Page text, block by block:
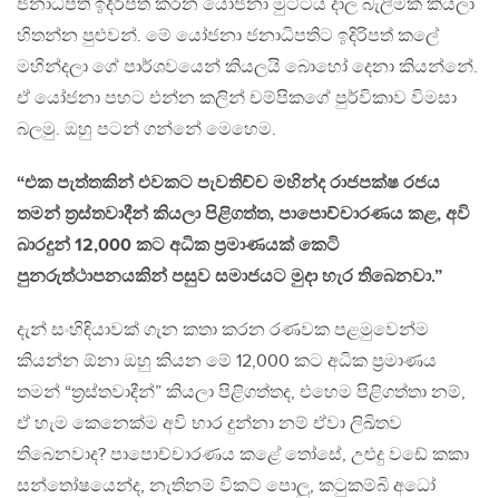
ජනාධිපති ඉදිරිපත් කරන යෝජනා මුට්ටිය දාල බැලීමක් කියලා
හිතන්න පුළුවන්. මේ යෝජනා ජනාධිපතිට ඉදිරිපත් කලේ
මහින්දලා ගේ පාර්ශවයෙන් කියලයි බොහෝ දෙනා කියන්නේ.
ඒ යෝජනා පහට එන්න කලින් චම්පිකගේ පුර්විකාව විමසා
බලමු. ඔහු පටන් ගන්නේ මෙහෙම.
“එක පැත්තකින් එවකට පැවතිච්ච මහින්ද රාජපක්ෂ රජය
තමන් ත‍්‍රස්තවාදීන් කියලා පිළිගත්ත, පාපොච්චාරණය කළ, අවි
බාරදුන් 12,000 කට අධික ප‍්‍රමාණයක් කෙටි
පුනරුත්ථාපනයකින් පසුව සමාජයට මුදා හැර තිබෙනවා.”
දැන් සංහිඳියාවක් ගැන කතා කරන රණවක පළමුවෙන්ම
කියන්න ඕනා ඔහු කියන මේ 12,000 කට අධික ප්‍රමාණය
තමන් “ත‍්‍රස්තවාදීන්” කියලා පිළිගත්තද, එහෙම පිළිගත්තා නම්,
ඒ හැම කෙනෙක්ම අවි භාර දුන්නා නම් ඒවා ලිඛිතව
තිබෙනවාද? පාපොච්චාරණය කළේ තෝසේ, උළුදු වඩේ කකා
සන්තෝෂයෙන්ද, නැතිනම් විකට් පොලු, කටුකම්බි අධෝ